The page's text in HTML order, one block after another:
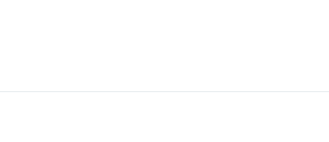
بسبب الضوابط الحدودية في فضاء شنغن